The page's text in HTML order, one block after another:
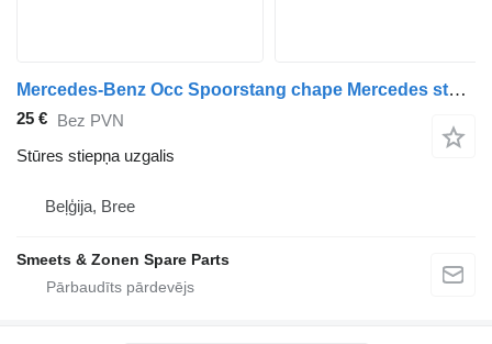
Mercedes-Benz Occ Spoorstang chape Mercedes stūres stiepņa uzgalis paredzēts kravas automašīnas
25 € Bez PVN
Stūres stiepņa uzgalis
Beļģija, Bree
Smeets & Zonen Spare Parts